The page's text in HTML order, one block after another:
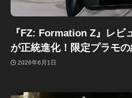
『FZ: Formation Z』レビ
が正統進化！限定プラモ
2026年6月1日